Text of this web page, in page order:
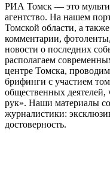
РИА Томск — это
агентство. На нашем
Томской области, а
комментарии,
новости о последних
располагаем
центре Томска,
брифинги с участием
общественных деятелей,
рук». Наши материалы
журналистики:
достоверность.